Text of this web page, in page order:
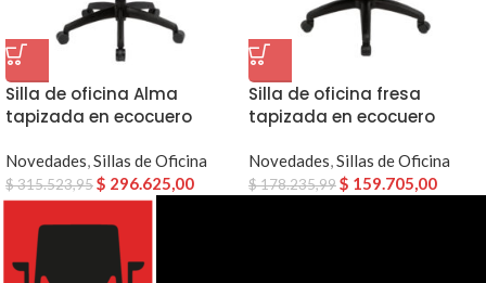
Silla de oficina Alma
tapizada en ecocuero
Novedades,Sillas de Oficina
$315.523,95$ 296.625,00
Silla de oficina fresa
tapizada en ecocuero
Novedades,Sillas de Oficina
$178.235,99$ 159.705,00